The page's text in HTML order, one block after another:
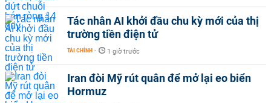
Tác nhân AI khởi đầu chu kỳ mới của thị
trường tiền điện tử
TÀI CHÍNH - 1 giờ trước
Iran đòi Mỹ rút quân để mở lại eo biển
Hormuz